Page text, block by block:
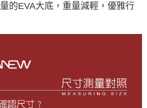
的EVA大底，重量減輕，優雅行